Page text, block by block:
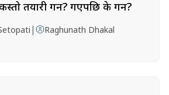
तयारी गर्ने? गएपछि के गर्ने?
| Raghunath Dhakal